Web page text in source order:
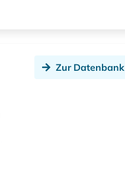
Zur Datenbank